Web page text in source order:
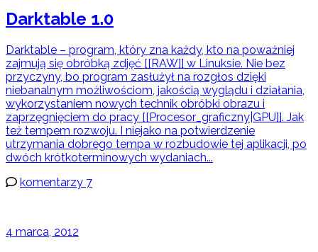
Darktable 1.0
Darktable – program, który zna każdy, kto na poważniej
zajmują się obróbką zdjęć [[RAW]] w Linuksie. Nie bez
przyczyny, bo program zasłużył na rozgłos dzięki
niebanalnym możliwościom, jakością wyglądu i działania,
wykorzystaniem nowych technik obróbki obrazu i
zaprzęgnięciem do pracy [[Procesor_graficzny|GPU]]. Jak
też tempem rozwoju. I niejako na potwierdzenie
utrzymania dobrego tempa w rozbudowie tej aplikacji, po
dwóch krótkoterminowych wydaniach...
komentarzy 7
4 marca, 2012